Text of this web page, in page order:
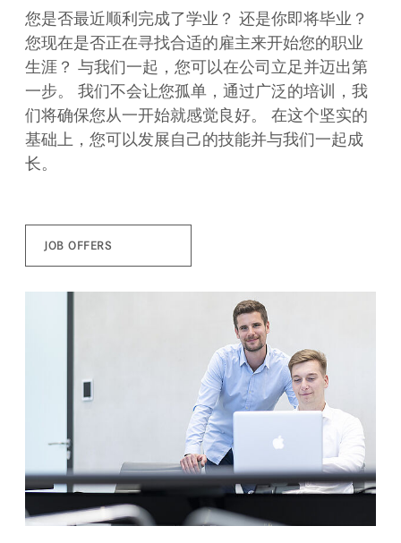
您是否最近顺利完成了学业？ 还是你即将毕业？
您现在是否正在寻找合适的雇主来开始您的职业
生涯？ 与我们一起，您可以在公司立足并迈出第
一步。 我们不会让您孤单，通过广泛的培训，我
们将确保您从一开始就感觉良好。 在这个坚实的
基础上，您可以发展自己的技能并与我们一起成
长。
JOB OFFERS